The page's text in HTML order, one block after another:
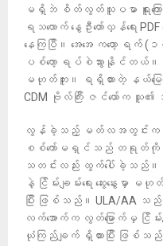
မရှိဘဲ စိတ်လွတ်သူပမာ ရူးကြောင်က
ရသလောက် နွေဦးတော်လှန်ရေး
နေကြပြီ။ အေအေ ကတော့ ရ
ပစ်တော့ ရပ်စဲသွားနိုင်တယ်။ ဒါပေ
မဟုတ်ဘူး။ ရရှိထားတဲ့ နယ်မြေ
CDM ဗိုလ်ကြီး ဇင်ယော်က သူ၏
လွန်ခဲ့သည့် မတ်လအတွင်းကလည်း အ
စစ်ကော်မရှင်သည် တရုတ်ကို
သတင်းလည်း ထွက်ပေါ်ခဲ့သ
နဲ့ ငြိမ်းချမ်းရေး ဆွေးနွေးမှာ
ပြီး ဖြစ်သည်။ ULA/AA
လက်အောက်က လွတ်မြောက်မှ ငြိမ်
ယုံကြည်ချက် ရှိထားပြီး ဖြစ်သ